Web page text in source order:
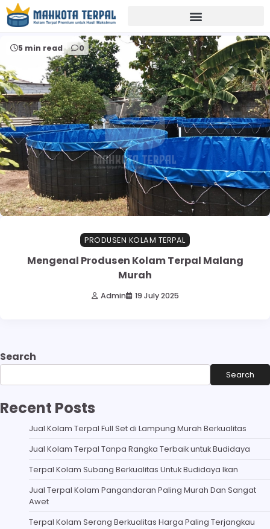
Home distributor kolam terpal Malang
5 min read 0
PRODUSEN KOLAM TERPAL
Mengenal Produsen Kolam Terpal Malang
Murah
Admin 19 July 2025
Search
Search
Recent Posts
Jual Kolam Terpal Full Set di Lampung Murah Berkualitas
Jual Kolam Terpal Tanpa Rangka Terbaik untuk Budidaya
Terpal Kolam Subang Berkualitas Untuk Budidaya Ikan
Jual Terpal Kolam Pangandaran Paling Murah Dan Sangat
Awet
Terpal Kolam Serang Berkualitas Harga Paling Terjangkau